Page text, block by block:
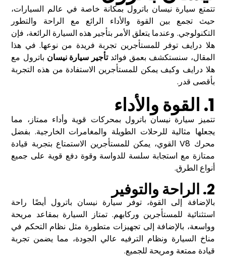
تتمتع سيارة نيسان باترول بمكانة خاصة في عالم السيارات،
حيث تجمع بين القوة والأداء الرائع مع الراحة والتطور
التكنولوجي. وعندما يتعلق الأمر بتأجير هذه السيارة الرائعة، فإن
هلا درايف توفر للمستأجرين تجربة فريدة من نوعها. في هذا
المقال، سنستكشف بعمق فوائدتأجير سيارة نيسان باترول مع
هلا درايف وكيف يمكن للمستأجرين الاستفادة من هذه التجربة
بأقصى قدر.
1. القوة والأداء
تتميز سيارة نيسان باترول بمحركات قوية وأداء ممتاز، مما
يجعلها مثالية للرحلات الطويلة والمغامرات الخارجية. بفضل
محرك V8 القوي، يمكن للمستأجرين الاستمتاع بتجربة قيادة
ممتازة مع استجابة سلسة للدواسة وقوة دفع قوية على جميع
أنواع الطرق.
2. الراحة والتوفير
بالإضافة إلى القوة، توفر سيارة نيسان باترول أيضًا راحة
استثنائية للمستأجرين وركابهم. تمتاز السيارة بمقاعد مريحة
وواسعة، بالإضافة إلى تجهيزات متطورة مثل نظام التحكم في
مناخ السيارة ونظام الترفيه عالي الجودة، مما يضمن تجربة
قيادة ممتعة ومريحة للجميع.